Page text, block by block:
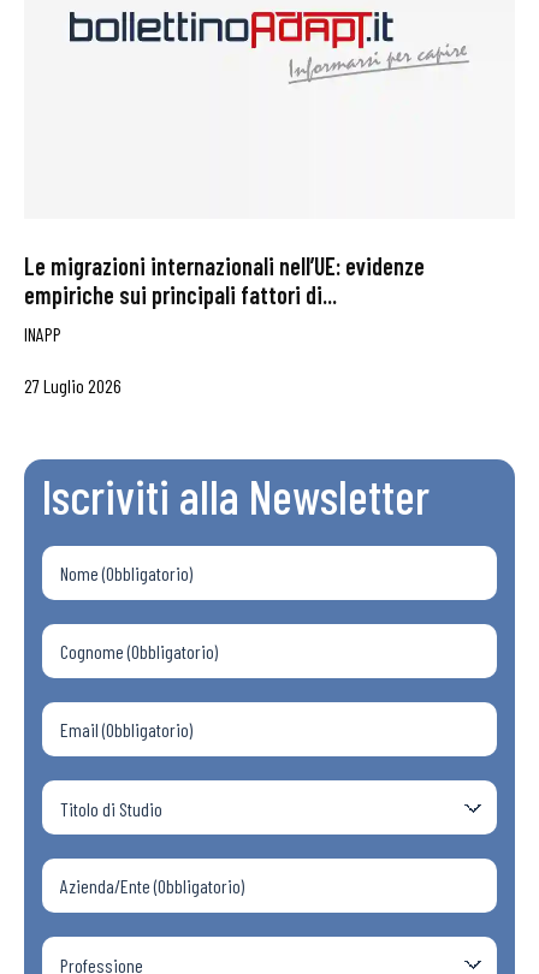
Le migrazioni internazionali nell’UE: evidenze
empiriche sui principali fattori di...
INAPP
27 Luglio 2026
Iscriviti alla Newsletter